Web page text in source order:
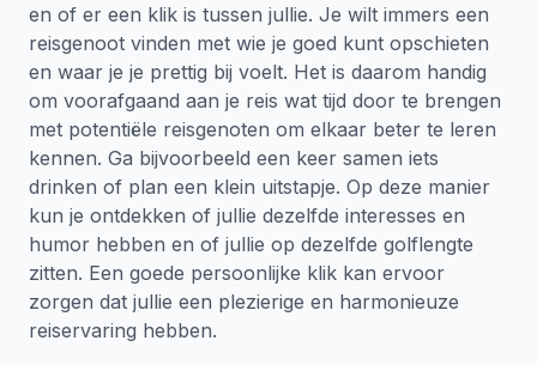
en of er een klik is tussen jullie. Je wilt immers een
reisgenoot vinden met wie je goed kunt opschieten
en waar je je prettig bij voelt. Het is daarom handig
om voorafgaand aan je reis wat tijd door te brengen
met potentiële reisgenoten om elkaar beter te leren
kennen. Ga bijvoorbeeld een keer samen iets
drinken of plan een klein uitstapje. Op deze manier
kun je ontdekken of jullie dezelfde interesses en
humor hebben en of jullie op dezelfde golflengte
zitten. Een goede persoonlijke klik kan ervoor
zorgen dat jullie een plezierige en harmonieuze
reiservaring hebben.